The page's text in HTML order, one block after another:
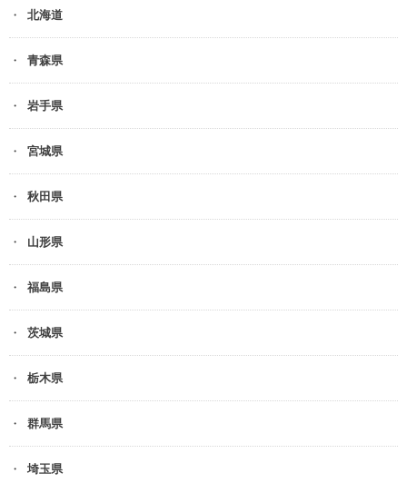
北海道
青森県
岩手県
宮城県
秋田県
山形県
福島県
茨城県
栃木県
群馬県
埼玉県